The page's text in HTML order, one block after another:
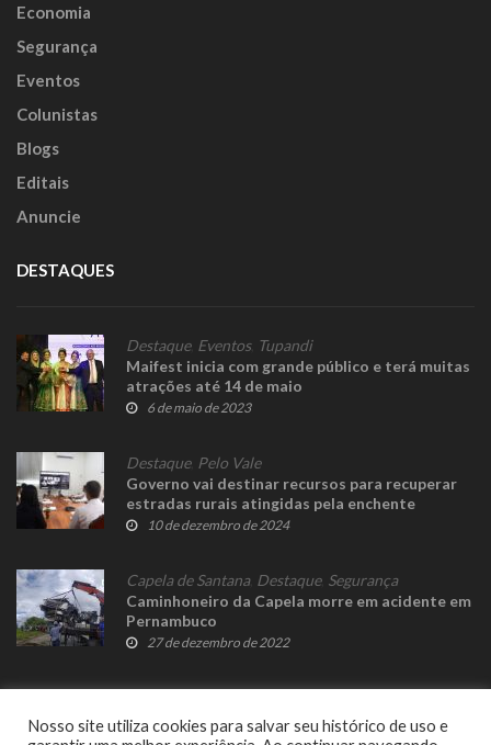
Economia
Segurança
Eventos
Colunistas
Blogs
Editais
Anuncie
DESTAQUES
Destaque, Eventos, Tupandi
Maifest inicia com grande público e terá muitas
atrações até 14 de maio
6 de maio de 2023
Destaque, Pelo Vale
Governo vai destinar recursos para recuperar
estradas rurais atingidas pela enchente
10 de dezembro de 2024
Capela de Santana, Destaque, Segurança
Caminhoneiro da Capela morre em acidente em
Pernambuco
27 de dezembro de 2022
Nosso site utiliza cookies para salvar seu histórico de uso e